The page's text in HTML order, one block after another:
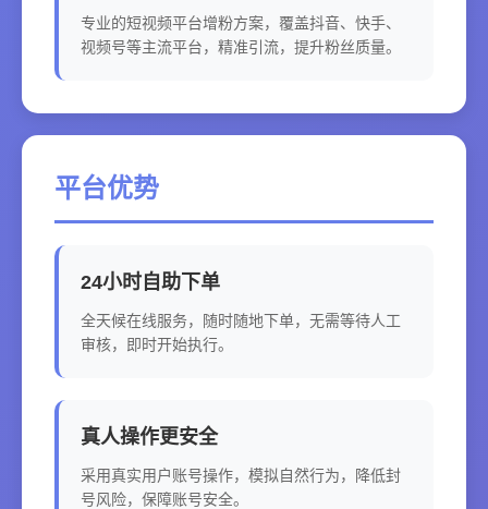
专业的短视频平台增粉方案，覆盖抖音、快手、
视频号等主流平台，精准引流，提升粉丝质量。
平台优势
24小时自助下单
全天候在线服务，随时随地下单，无需等待人工
审核，即时开始执行。
真人操作更安全
采用真实用户账号操作，模拟自然行为，降低封
号风险，保障账号安全。